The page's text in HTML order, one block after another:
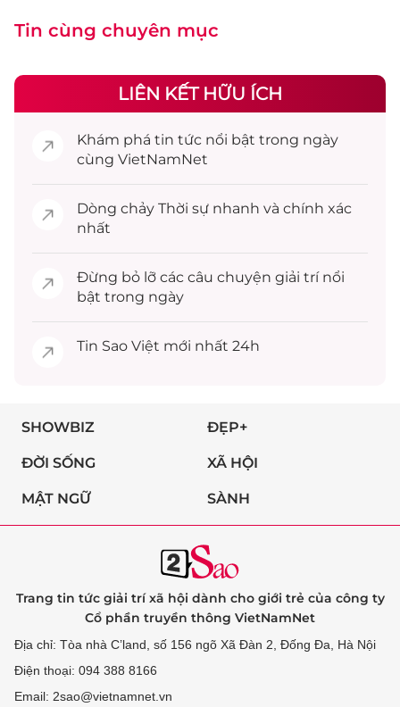
Tin cùng chuyên mục
LIÊN KẾT HỮU ÍCH
Khám phá tin tức nổi bật trong ngày
cùng VietNamNet
Dòng chảy Thời sự nhanh và chính xác
nhất
Đừng bỏ lỡ các câu chuyện giải trínổi
bật trong ngày
Tin Sao Việt mới nhất 24h
SHOWBIZ ĐẸP+
ĐỜI SỐNG XÃ HỘI
MẬT NGỮ SÀNH
Trang tin tức giải trí xã hội dành cho giới trẻ của công ty
Cổ phần truyền thông VietNamNet
Địa chỉ: Tòa nhà C’land, số 156 ngõ Xã Đàn 2, Đống Đa, Hà Nội
Điện thoại: 094 388 8166
Email: 2sao@vietnamnet.vn